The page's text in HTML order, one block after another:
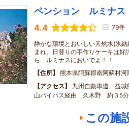
ペンション ルミナス
4.4 79件
静かな環境とおいしい天然水(氷
まれ、日替りの手作りケーキは好
ら ルミナスにおいでよ！！
住所
熊本県阿蘇郡南阿蘇村
アクセス
九州自動車道 益城
山バイパス経由 久木野 約３5分
この施